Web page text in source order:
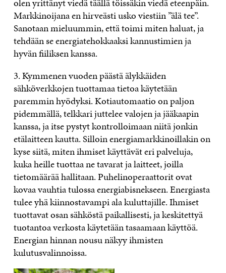
olen yrittänyt viedä täällä töissäkin viedä eteenpäin.
Markkinoijana en hirveästi usko viestiin ”älä tee”.
Sanotaan mieluummin, että toimi miten haluat, ja
tehdään se energiatehokkaaksi kannustimien ja
hyvän fiiliksen kanssa.
3. Kymmenen vuoden päästä älykkäiden
sähköverkkojen tuottamaa tietoa käytetään
paremmin hyödyksi. Kotiautomaatio on paljon
pidemmällä, telkkari juttelee valojen ja jääkaapin
kanssa, ja itse pystyt kontrolloimaan niitä jonkin
etälaitteen kautta. Silloin energiamarkkinoillakin on
kyse siitä, miten ihmiset käyttävät eri palveluja,
kuka heille tuottaa ne tavarat ja laitteet, joilla
tietomäärää hallitaan. Puhelinoperaattorit ovat
kovaa vauhtia tulossa energiabisnekseen. Energiasta
tulee yhä kiinnostavampi ala kuluttajille. Ihmiset
tuottavat osan sähköstä paikallisesti, ja keskitettyä
tuotantoa verkosta käytetään tasaamaan käyttöä.
Energian hinnan nousu näkyy ihmisten
kulutusvalinnoissa.